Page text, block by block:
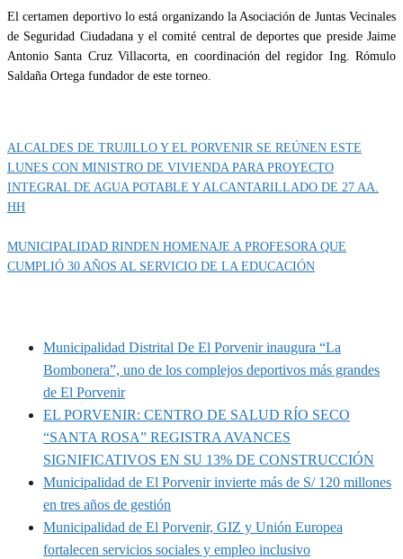
El certamen deportivo lo está organizando la Asociación de Juntas Vecinales
de Seguridad Ciudadana y el comité central de deportes que preside Jaime
Antonio Santa Cruz Villacorta, en coordinación del regidor Ing. Rómulo
Saldaña Ortega fundador de este torneo.
ALCALDES DE TRUJILLO Y EL PORVENIR SE REÚNEN ESTE
LUNES CON MINISTRO DE VIVIENDA PARA PROYECTO
INTEGRAL DE AGUA POTABLE Y ALCANTARILLADO DE 27 AA.
HH
MUNICIPALIDAD RINDEN HOMENAJE A PROFESORA QUE
CUMPLIÓ 30 AÑOS AL SERVICIO DE LA EDUCACIÓN
Municipalidad Distrital De El Porvenir inaugura “La
Bombonera”, uno de los complejos deportivos más grandes
de El Porvenir
EL PORVENIR: CENTRO DE SALUD RÍO SECO
“SANTA ROSA” REGISTRA AVANCES
SIGNIFICATIVOS EN SU 13% DE CONSTRUCCIÓN
Municipalidad de El Porvenir invierte más de S/ 120 millones
en tres años de gestión
Municipalidad de El Porvenir, GIZ y Unión Europea
fortalecen servicios sociales y empleo inclusivo